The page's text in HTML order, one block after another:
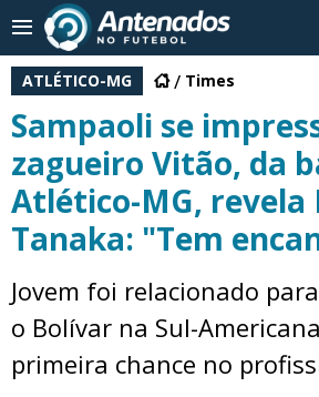
ATLÉTICO-MG Times
Sampaoli se
zagueiro Vitão, da
Atlético-MG, revela
Tanaka: "Tem
Jovem foi relacionado
o Bolívar na Sul-
primeira chance no